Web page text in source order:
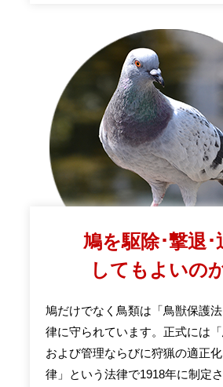
鳩を駆除･撃退･
してもよいの
鳩だけでなく鳥類は「鳥獣保護
律に守られています。正式には
および管理ならびに狩猟の適正
律」という法律で1918年に制定